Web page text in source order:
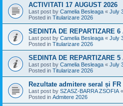
ACTIVITATI 17 AUGUST 2026
Last post by Camelia Besleaga « July
Posted in Titularizare 2026
SEDINTA DE REPARTIZARE 6
Last post by Camelia Besleaga « July
Posted in Titularizare 2026
SEDINTA DE REPARTIZARE 5
Last post by Camelia Besleaga « July
Posted in Titularizare 2026
Rezultate admitere seral și FR
Last post by SZASZ-BARRA ZSOFIA «
Posted in Admitere 2026